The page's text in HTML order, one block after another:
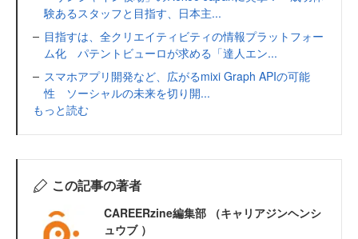
験あるスタッフと目指す、日本主...
目指すは、全クリエイティビティの情報プラットフォー
ム化 パテントビューロが求める「達人エン...
スマホアプリ開発など、広がるmixi Graph APIの可能
性 ソーシャルの未来を切り開...
もっと読む
この記事の著者
CAREERzine編集部 （キャリアジンヘンシ
ュウブ ）